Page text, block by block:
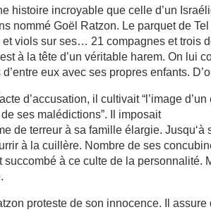
histoire incroyable que celle d’un
nommé Goël Ratzon. Le parquet de
viols sur ses… 21 compagnes et trois
à la tête d’un véritable harem. On lui
eux avec ses propres enfants.
d’accusation, il cultivait “l’image
ses malédictions”. Il imposait
de terreur à sa famille élargie. Jusqu‘à
à la cuillère. Nombre de ses
succombé à ce culte de la personnalité.
proteste de son innocence. Il